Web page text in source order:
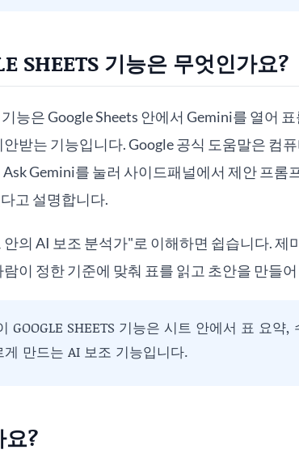
SHEETS 기능은 무엇인가요?
능은 Google Sheets 안에서 Gemini를 열어
받는 기능입니다. Google 공식 도움말은 컴
Gemini를 눌러 사이드패널에서 제안 프롬
고 설명합니다.
의 AI 보조 분석가"로 이해하면 쉽습니다. 제
이 정한 기준에 맞춰 표를 읽고 초안을 만들
GOOGLE SHEETS 기능은 시트 안에서 표 요약
만드는 AI 보조 기능입니다.
요?